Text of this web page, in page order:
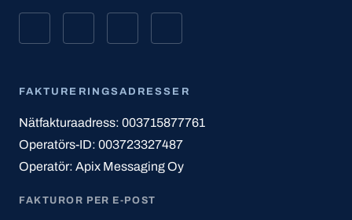
FAKTURERINGSADRESSER
Nätfakturaadress: 003715877761
Operatörs-ID: 003723327487
Operatör: Apix Messaging Oy
FAKTUROR PER E-POST